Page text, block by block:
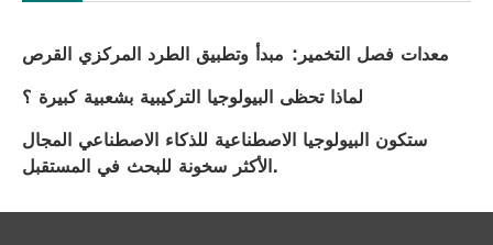
معدات فصل التخمير: مبدأ وتطبيق الطرد المركزي القرص
لماذا تحظى البيولوجيا التركيبية بشعبية كبيرة ؟
ستكون البيولوجيا الاصطناعية للذكاء الاصطناعي المجال
الأكثر سخونة للبحث في المستقبل.